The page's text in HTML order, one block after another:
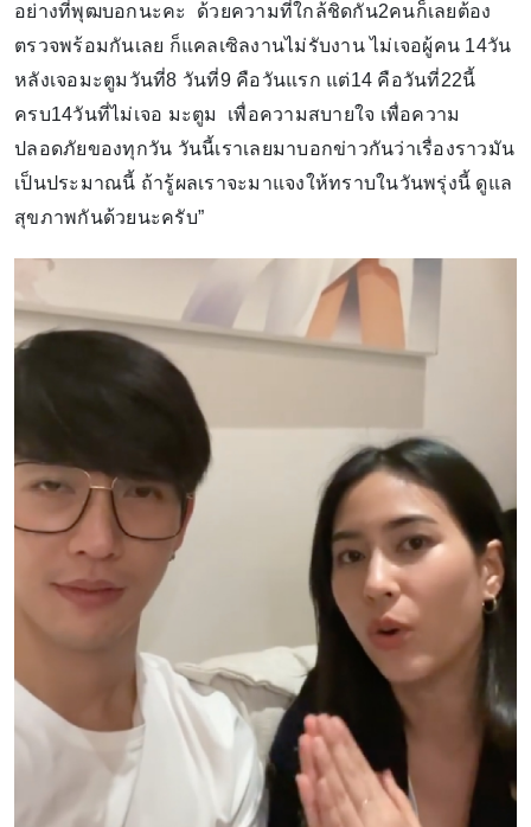
อย่างที่พุฒบอกนะคะ ด้วยความที่ใกล้ชิดกัน2คนก็เลยต้อง
ตรวจพร้อมกันเลย ก็แคลเซิลงานไม่รับงาน ไม่เจอผู้คน 14วัน
หลังเจอมะตูมวันที่8 วันที่9 คือวันแรก แต่14 คือวันที่22นี้
ครบ14วันที่ไม่เจอ มะตูม เพื่อความสบายใจ เพื่อความ
ปลอดภัยของทุกวัน วันนี้เราเลยมาบอกข่าวกันว่าเรื่องราวมัน
เป็นประมาณนี้ ถ้ารู้ผลเราจะมาแจงให้ทราบในวันพรุ่งนี้ ดูแล
สุขภาพกันด้วยนะครับ”